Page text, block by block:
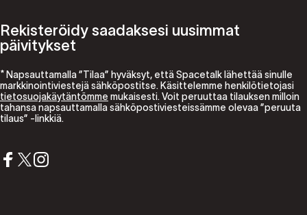
Rekisteröidy saadaksesi uusimmat
päivitykset
* Napsauttamalla ”Tilaa” hyväksyt, että Spacetalk lähettää sinulle
markkinointiviestejä sähköpostitse. Käsittelemme henkilötietojasi
tietosuojakäytäntömme mukaisesti. Voit peruuttaa tilauksen milloin
tahansa napsauttamalla sähköpostiviesteissämme olevaa ”peruuta
tilaus” -linkkiä.